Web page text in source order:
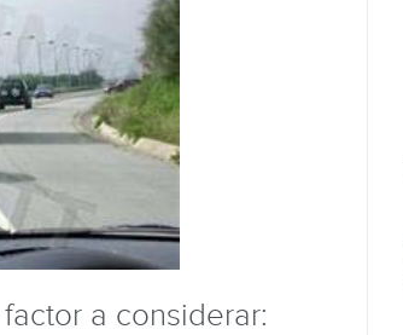
a considerar: